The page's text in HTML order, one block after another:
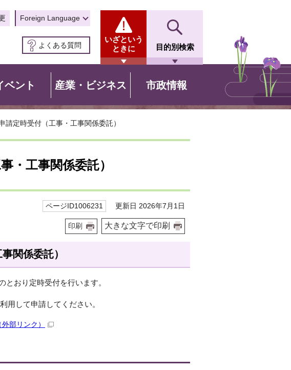
Foreign Language
よくある質問
いざという
ときに
目的別検索
ベント 産業・ビジネス 市政情報
請定時受付（工事・工事関係委託）
・工事関係委託）
ページID1006231 更新日 2026年7月1日
印刷 大きな文字で印刷
関係委託）
おり定時受付を行います。
用して申請してください。
外部リンク）